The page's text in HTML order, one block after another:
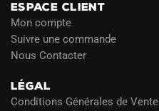
ESPACE CLIENT
Mon compte
Suivre une commande
Nous Contacter
LÉGAL
Conditions Générales de Vente